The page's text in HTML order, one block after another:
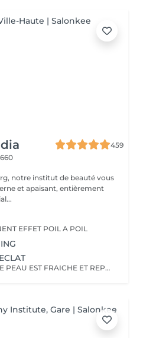
459
notre institut de beauté vous
et apaisant, entièrement
Spécial...
EFFET POIL A POIL
SOIN COUP D ECLAT . VOTRE PEAU EST FRAICHE ET REPOSEE